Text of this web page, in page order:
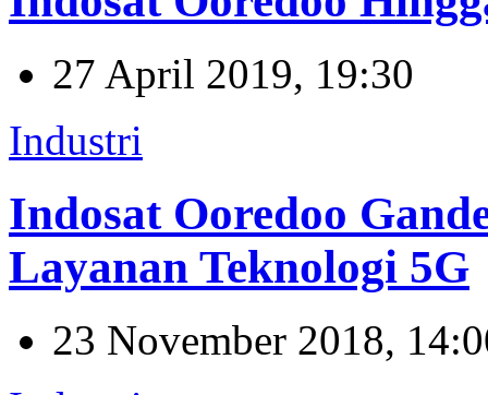
27 April 2019, 19:30
Industri
Indosat Ooredoo
Layanan Teknologi 5G
23 November 2018,